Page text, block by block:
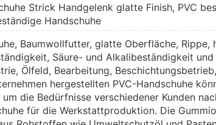
Strick Handgelenk glatte Finish, PVC
Handschuhe
Baumwollfutter, glatte Oberfläche, Rippe,
Säure- und Alkalibeständigkeit
Ölfeld, Bearbeitung,
hergestellten PVC-Handschuhe
die Bedürfnisse verschiedener Kunden
für die Werkstattproduktion. Die